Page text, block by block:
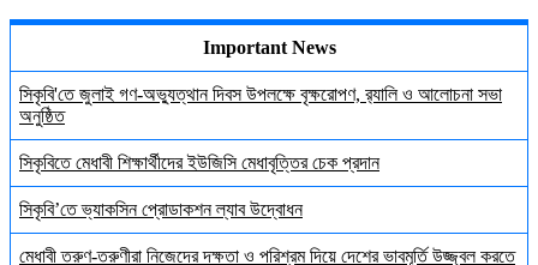
Important News
সিকৃবি'তে জুলাই গণ-অভ্যুত্থান দিবস উপলক্ষে বৃক্ষরোপণ, র‍্যালি ও আলোচনা সভা
অনুষ্ঠিত
সিকৃবিতে মেধাবী শিক্ষার্থীদের ইউজিসি মেধাবৃত্তির চেক প্রদান
সিকৃবি’তে ভ্যাকসিন প্রোডাকশন ল্যাব উদ্বোধন
মেধাবী তরুণ-তরুণীরা নিজেদের দক্ষতা ও পরিশ্রম দিয়ে দেশের ভাবমূর্তি উজ্জ্বল করতে